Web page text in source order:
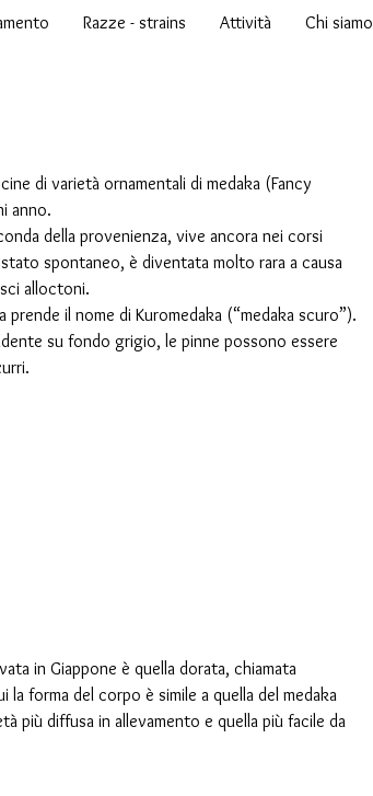
Razze - strains Attività Chi siamo
di varietà ornamentali di medaka (Fancy
anno.
della provenienza, vive ancora nei corsi
spontaneo, è diventata molto rara a causa
alloctoni.
il nome di Kuromedaka (“medaka scuro”).
su fondo grigio, le pinne possono essere
la forma del corpo è simile a quella del medaka
più diffusa in allevamento e quella più facile da